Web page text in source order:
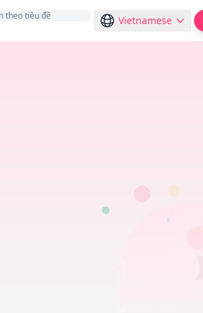
Vietnamese